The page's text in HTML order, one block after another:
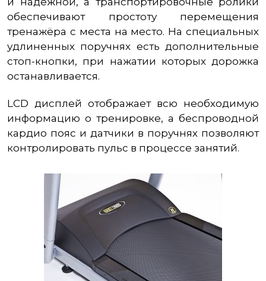
обеспечивают простоту перемещения
тренажёра с места на место. На специальных
удлиненных поручнях есть дополнительные
стоп-кнопки, при нажатии которых дорожка
останавливается.
LCD дисплей отображает всю необходимую
информацию о тренировке, а беспроводной
кардио пояс и датчики в поручнях позволяют
контролировать пульс в процессе занятий.